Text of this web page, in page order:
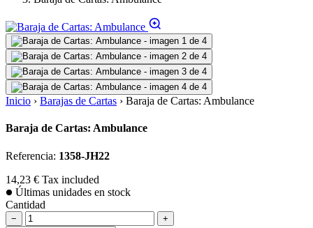
Inicio › Barajas de Cartas › Baraja de Cartas: Ambulance
Baraja de Cartas: Ambulance
Referencia: 1358-JH22
14,23 € Tax included
Últimas unidades en stock
Cantidad
−
+